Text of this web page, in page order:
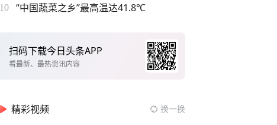
10 “中国蔬菜之乡”最高温达41.8℃
扫码下载今日头条APP
看最新、最热资讯内容
精彩视频 换一换